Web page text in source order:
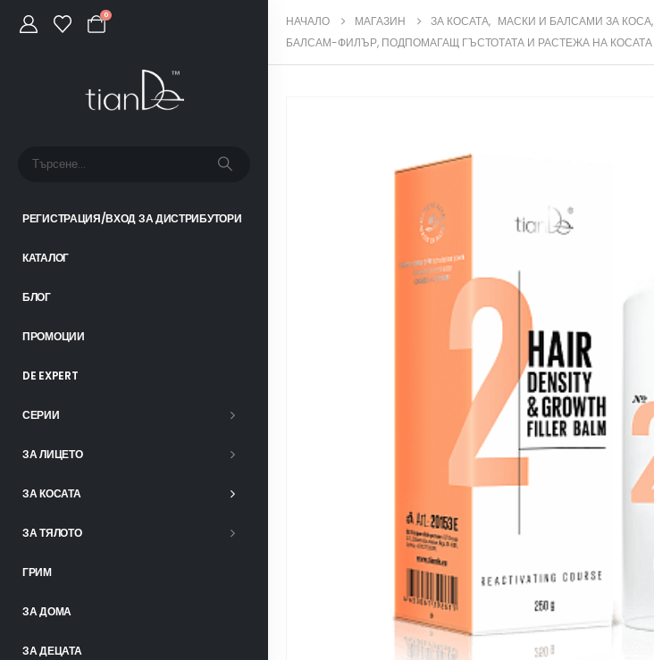
0
РЕГИСТРАЦИЯ/ВХОД ЗА ДИСТРИБУТОРИ
КАТАЛОГ
БЛОГ
ПРОМОЦИИ
DE EXPERT
СЕРИИ
ЗА ЛИЦЕТО
ЗА КОСАТА
ЗА ТЯЛОТО
ГРИМ
ЗА ДОМА
ЗА ДЕЦАТА
НАЧАЛО МАГАЗИН ЗА КОСАТА, МАСКИ И БАЛСАМИ ЗА КОСА,
БАЛСАМ-ФИЛЪР, ПОДПОМАГАЩ ГЪСТОТАТА И РАСТЕЖА НА КОСАТА